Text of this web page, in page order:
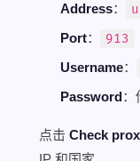
Address：
Port：
913
Username：
Password：
点击 Check